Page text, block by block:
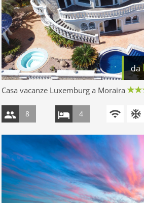
da
Casa vacanze Luxemburg a Moraira
8 4